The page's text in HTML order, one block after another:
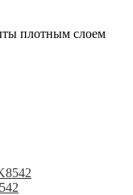
плотным слоем